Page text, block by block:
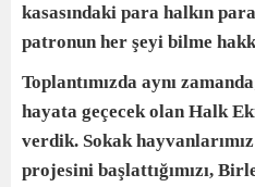
kasasındaki para halkın
patronun her şeyi bilme
Toplantımızda aynı
hayata geçecek olan Halk
verdik. Sokak
projesini başlattığımızı,